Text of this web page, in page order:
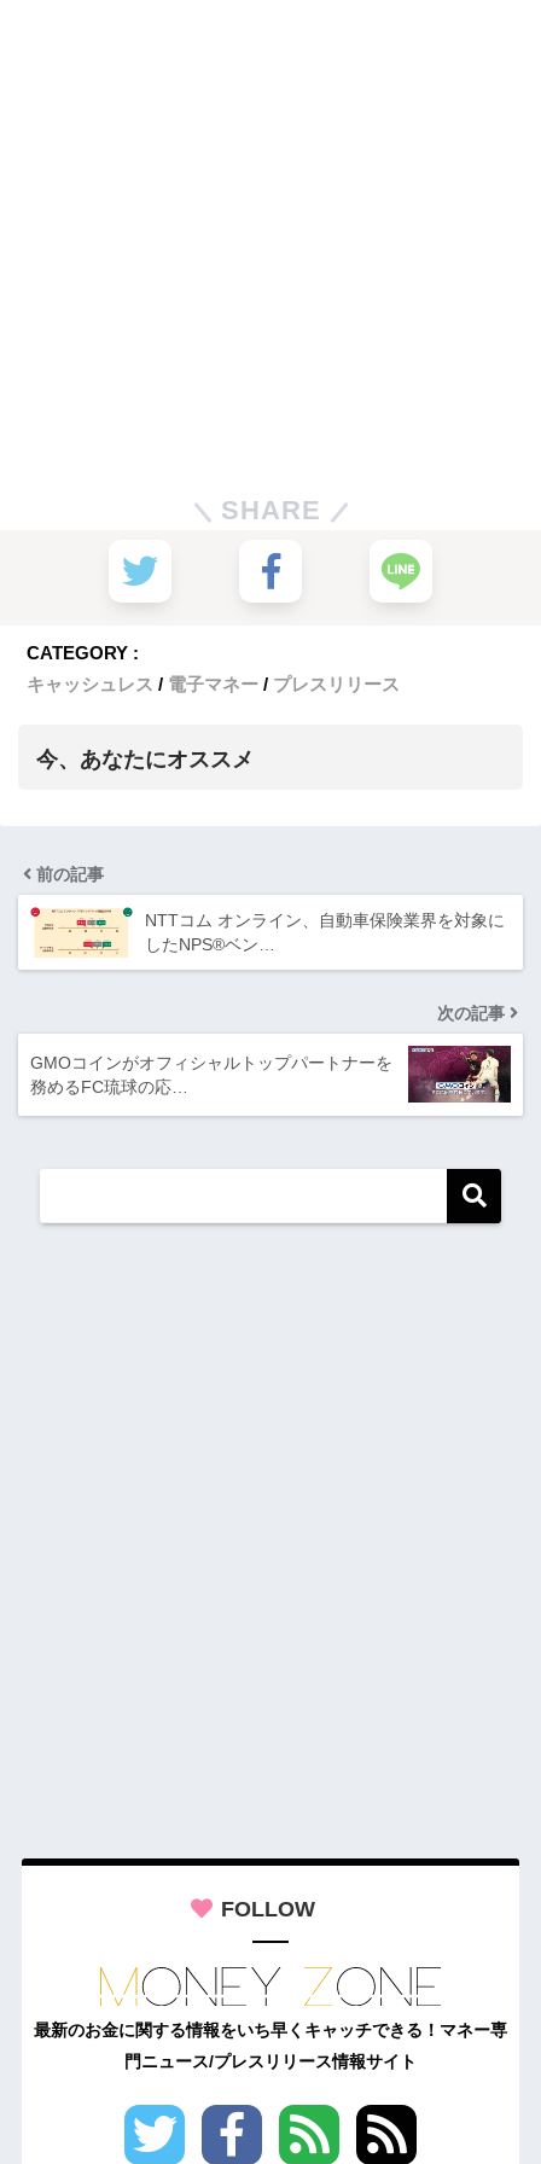
SHARE
CATEGORY :
キャッシュレス
電子マネー プレスリリース
今、あなたにオススメ
前の記事
NTTコム オンライン、自動車保険業界を対象に
したNPS®ベン…
次の記事
GMOコインがオフィシャルトップパートナーを
務めるFC琉球の応…
FOLLOW
最新のお金に関する情報をいち早くキャッチできる！マネー専
門ニュース/プレスリリース情報サイト